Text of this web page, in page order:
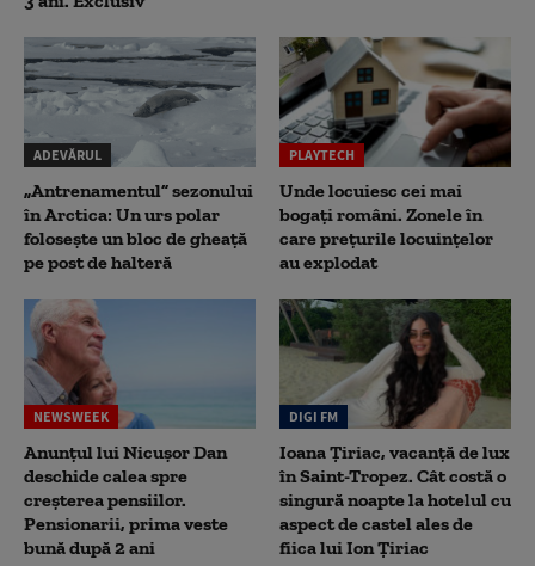
ADEVĂRUL
„Antrenamentul” sezonului
în Arctica: Un urs polar
folosește un bloc de gheață
pe post de halteră
PLAYTECH
Unde locuiesc cei mai
bogați români. Zonele în
care prețurile locuințelor
au explodat
NEWSWEEK
Anunțul lui Nicușor Dan
deschide calea spre
creșterea pensiilor.
Pensionarii, prima veste
bună după 2 ani
DIGI FM
Ioana Țiriac, vacanță de lux
în Saint-Tropez. Cât costă o
singură noapte la hotelul cu
aspect de castel ales de
fiica lui Ion Țiriac